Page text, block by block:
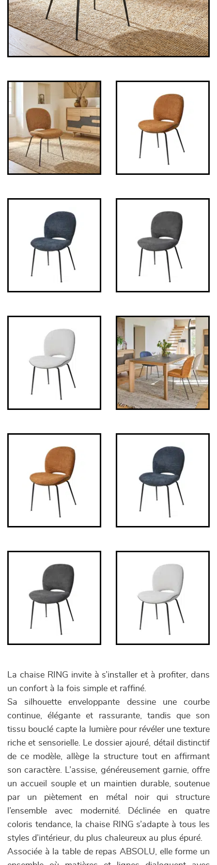
La chaise RING invite à s’installer et à profiter, dans
un confort à la fois simple et raffiné.
Sa silhouette enveloppante dessine une courbe
continue, élégante et rassurante, tandis que son
tissu bouclé capte la lumière pour révéler une texture
riche et sensorielle. Le dossier ajouré, détail distinctif
de ce modèle, allège la structure tout en affirmant
son caractère. L’assise, généreusement garnie, offre
un accueil souple et un maintien durable, soutenue
par un piètement en métal noir qui structure
l’ensemble avec modernité. Déclinée en quatre
coloris tendance, la chaise RING s’adapte à tous les
styles d’intérieur, du plus chaleureux au plus épuré.
Associée à la table de repas ABSOLU, elle forme un